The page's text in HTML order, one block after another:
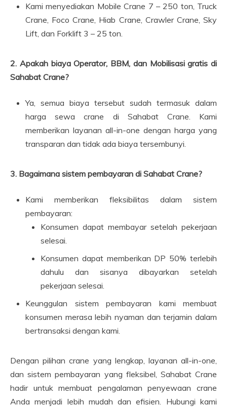
Kami menyediakan Mobile Crane 7 – 250 ton, Truck
Crane, Foco Crane, Hiab Crane, Crawler Crane, Sky
Lift, dan Forklift 3 – 25 ton.
2. Apakah biaya Operator, BBM, dan Mobilisasi gratis di
Sahabat Crane?
Ya, semua biaya tersebut sudah termasuk dalam
harga sewa crane di Sahabat Crane. Kami
memberikan layanan all-in-one dengan harga yang
transparan dan tidak ada biaya tersembunyi.
3. Bagaimana sistem pembayaran di Sahabat Crane?
Kami memberikan fleksibilitas dalam sistem
pembayaran:
Konsumen dapat membayar setelah pekerjaan
selesai.
Konsumen dapat memberikan DP 50% terlebih
dahulu dan sisanya dibayarkan setelah
pekerjaan selesai.
Keunggulan sistem pembayaran kami membuat
konsumen merasa lebih nyaman dan terjamin dalam
bertransaksi dengan kami.
Dengan pilihan crane yang lengkap, layanan all-in-one,
dan sistem pembayaran yang fleksibel, Sahabat Crane
hadir untuk membuat pengalaman penyewaan crane
Anda menjadi lebih mudah dan efisien. Hubungi kami